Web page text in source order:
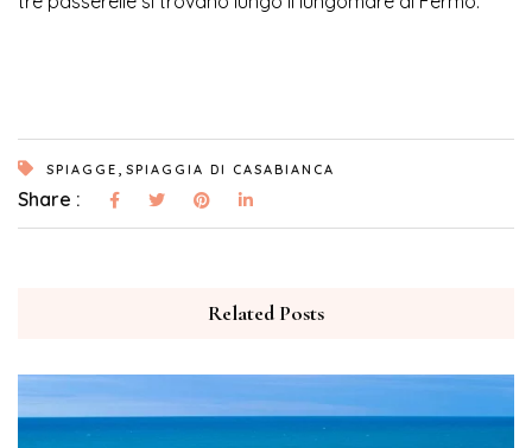
SPIAGGE SPIAGGIA DI CASABIANCA
Share :
Related Posts